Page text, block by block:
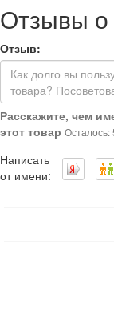
Отзывы о
Отзыв:
Расскажите, чем
этот товар Осталось:
Написать
от имени: